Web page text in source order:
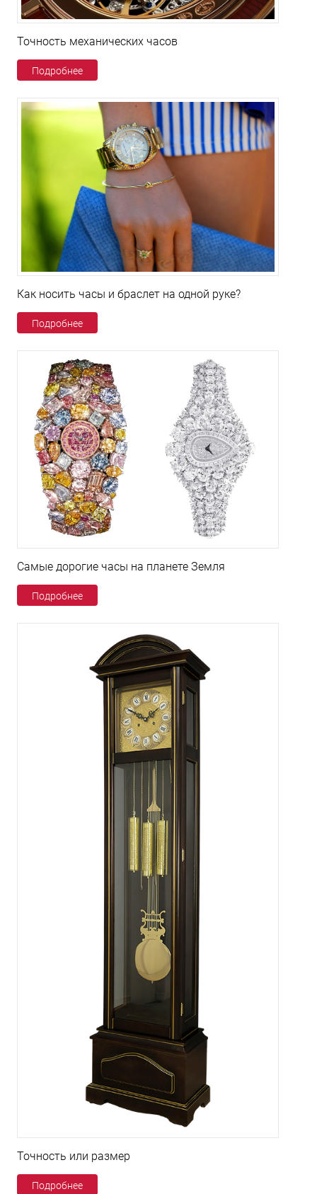
Точность механических часов
Подробнее
Как носить часы и браслет на одной руке?
Подробнее
Самые дорогие часы на планете Земля
Подробнее
Точность или размер
Подробнее